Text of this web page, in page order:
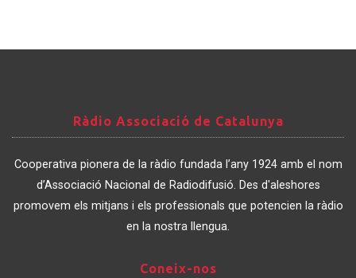
Associació
de
Catalunya
Ràdio Associació de Catalunya
Cooperativa pionera de la ràdio fundada l’any 1924 amb el nom
d’Associació Nacional de Radiodifusió. Des d'aleshores
promovem els mitjans i els professionals que potencien la ràdio
en la nostra llengua.
Coneix-nos